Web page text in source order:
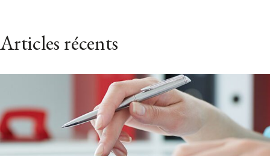
Articles récents